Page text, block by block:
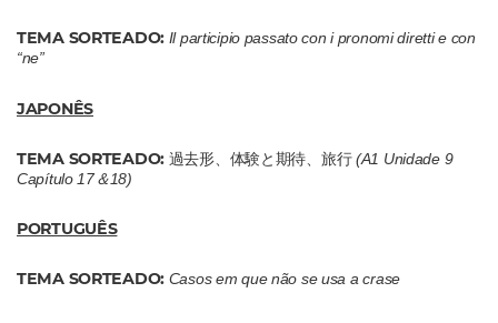
TEMA SORTEADO: Il participio passato con i pronomi diretti e con
“ne”
JAPONÊS
TEMA SORTEADO: 過去形、体験と期待、旅行(A1 Unidade 9
Capítulo 17＆18)
PORTUGUÊS
TEMA SORTEADO: Casos em que não se usa a crase